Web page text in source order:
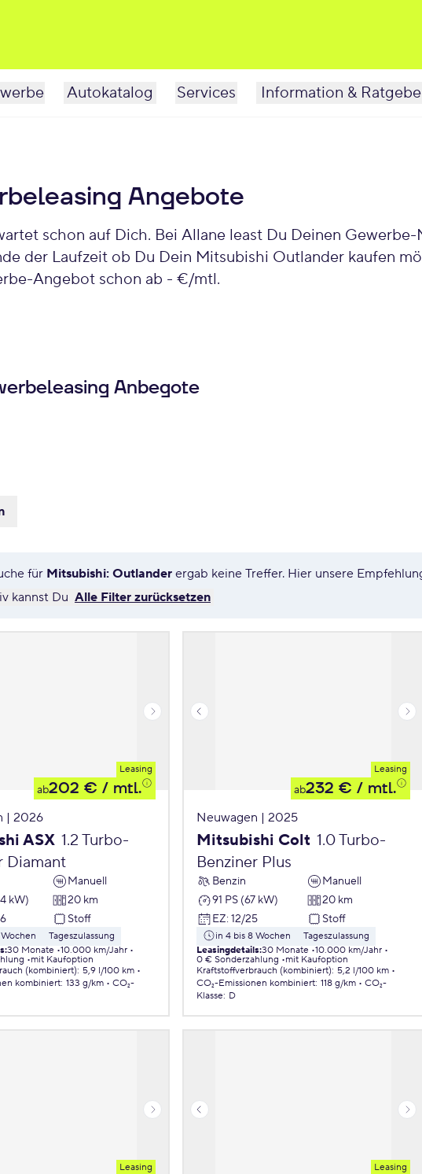
Autokatalog Services Information &
Angebote
der Laufzeit ob Du Dein Mitsubishi Outlander kaufen
Angebot schon ab - €/mtl.
Anbegote
für Mitsubishi: Outlander ergab keine Treffer. Hier unsere
kannst Du Alle Filter zurücksetzen
Leasing
ab202 € / mtl.
| 2026
ASX 1.2 Turbo-
Diamant
Manuell
kW)
20 km
Stoff
Tageszulassung
:30 Monate 10.000 km/Jahr
mit Kaufoption
(kombiniert): 5,9 l/100 km
kombiniert: 133 g/km
CO₂-
Leasing
ab232 € / mtl.
Neuwagen | 2025
Mitsubishi Colt 1.0 Turbo-
Benziner Plus
Benzin
Manuell
91 PS (67 kW)
20 km
EZ: 12/25 Stoff
in 4 bis 8 Wochen
Tageszulassung
Leasingdetails:30 Monate 10.000 km/Jahr
0 € Sonderzahlung
mit Kaufoption
Kraftstoffverbrauch (kombiniert): 5,2 l/100 km
CO₂-Emissionen kombiniert: 118 g/km
CO₂-
Klasse: D
Leasing Leasing